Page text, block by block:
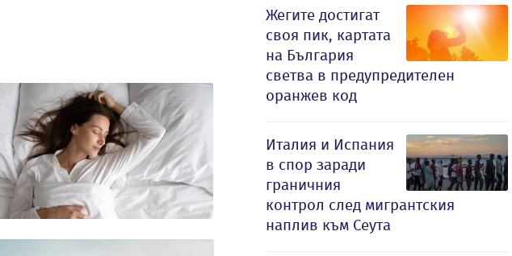
Жегите достигат
своя пик, картата
на България
светва в предупредителен
оранжев код
Италия и Испания
в спор заради
граничния
контрол след мигрантския
наплив към Сеута